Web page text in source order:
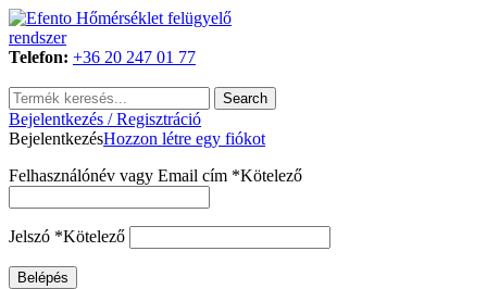
Telefon: +36 20 247 01 77
Search
Bejelentkezés / Regisztráció
BejelentkezésHozzon létre egy fiókot
Felhasználónév vagy Email cím *Kötelező
Jelszó *Kötelező
Belépés